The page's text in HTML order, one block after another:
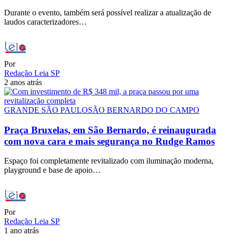
Durante o evento, também será possível realizar a atualização de
laudos caracterizadores…
Por
Redação Leia SP
2 anos atrás
GRANDE SÃO PAULOSÃO BERNARDO DO CAMPO
Praça Bruxelas, em São Bernardo, é reinaugurada
com nova cara e mais segurança no Rudge Ramos
Espaço foi completamente revitalizado com iluminação moderna,
playground e base de apoio…
Por
Redação Leia SP
1 ano atrás